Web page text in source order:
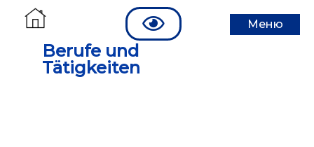
Berufe und
Tätigkeiten
Меню